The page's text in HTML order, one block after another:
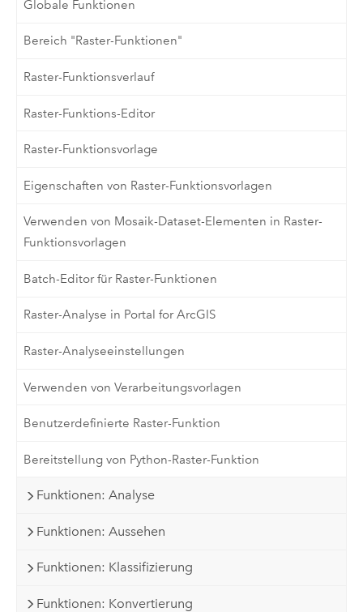
Globale Funktionen
Bereich "Raster-Funktionen"
Raster-Funktionsverlauf
Raster-Funktions-Editor
Raster-Funktionsvorlage
Eigenschaften von Raster-Funktionsvorlagen
Verwenden von Mosaik-Dataset-Elementen in Raster-
Funktionsvorlagen
Batch-Editor für Raster-Funktionen
Raster-Analyse in Portal for ArcGIS
Raster-Analyseeinstellungen
Verwenden von Verarbeitungsvorlagen
Benutzerdefinierte Raster-Funktion
Bereitstellung von Python-Raster-Funktion
Funktionen: Analyse
Funktionen: Aussehen
Funktionen: Klassifizierung
Funktionen: Konvertierung